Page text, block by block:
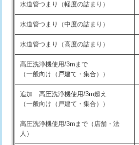
洗面台設置
化粧台設置
追加人工
廃棄・処分
※給水管工事は20mmまでの価格です。
交換・取付(排水栓・排水トラップ
持込商品取付（混合水栓）
持込商品取付（浄水器・分岐水栓）
業）
水道管つまり（軽度の詰まり）
水道管つまり（中度の詰まり）
水道管つまり（高度の詰まり）
高圧洗浄機使用/3mまで
（一般向け（戸建て・集合））
追加 高圧洗浄機使用/3m超え
（一般向け（戸建て・集合））
高圧洗浄機使用/3mまで（店舗・法
人）